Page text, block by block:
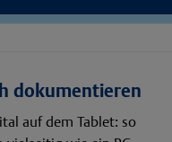
dokumentieren
auf dem Tablet: so